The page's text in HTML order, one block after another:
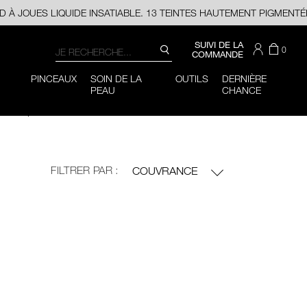
À JOUES LIQUIDE INSATIABLE. 13 TEINTES HAUTEMENT
SUIVI DE LA
COMMANDE
IL
0
Recherche
LE
CATALOGUE
RECHERCHE
pouvez
vers
la
PINCEAUX
SOIN DE LA
PEAU
OUTILS
DERNIÈRE
CHANCE
FILTRER PAR : Couvrance
COUVRANCE